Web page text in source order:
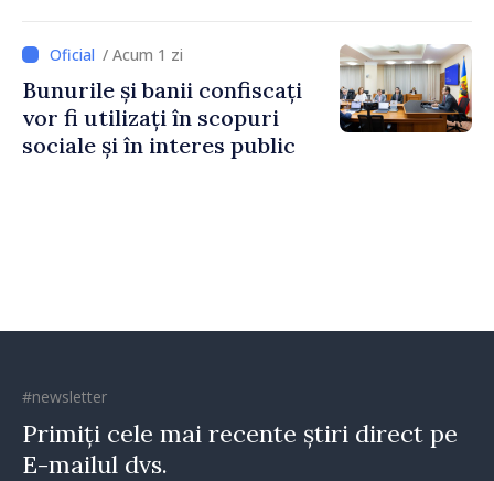
Irlandei de Nord, Fern
Horine / Acum 1 zi
Bunurile și banii confiscați
vor fi utilizați în scopuri
sociale și în interes public
#newsletter
Primiți cele mai recente știri direct pe
E-mailul dvs.